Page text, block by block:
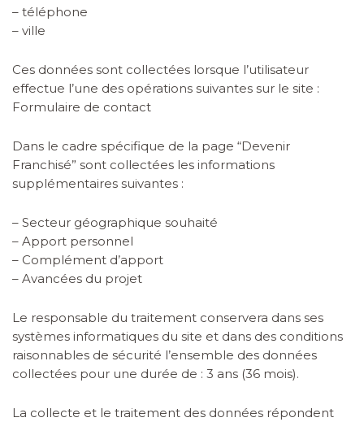
– téléphone
– ville
Ces données sont collectées lorsque l’utilisateur
effectue l’une des opérations suivantes sur le site :
Formulaire de contact
Dans le cadre spécifique de la page “Devenir
Franchisé” sont collectées les informations
supplémentaires suivantes :
– Secteur géographique souhaité
– Apport personnel
– Complément d’apport
– Avancées du projet
Le responsable du traitement conservera dans ses
systèmes informatiques du site et dans des conditions
raisonnables de sécurité l’ensemble des données
collectées pour une durée de : 3 ans (36 mois).
La collecte et le traitement des données répondent